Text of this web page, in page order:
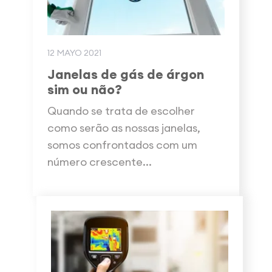
12 MAYO 2021
Janelas de gás de árgon
sim ou não?
Quando se trata de escolher
como serão as nossas janelas,
somos confrontados com um
número crescente...